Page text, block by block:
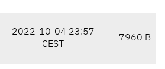
2022-10-04 23:57
CEST
7960 B